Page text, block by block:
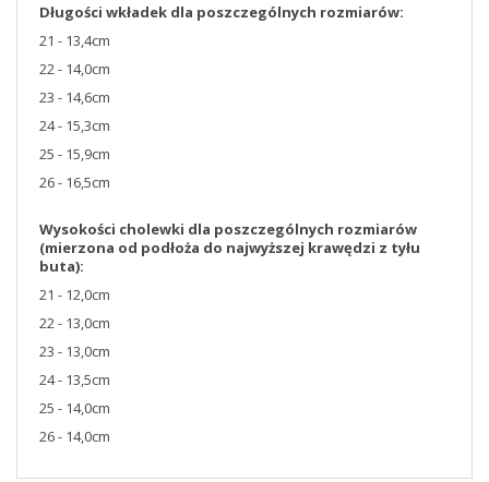
Długości wkładek dla poszczególnych rozmiarów:
21 - 13,4cm
22 - 14,0cm
23 - 14,6cm
24 - 15,3cm
25 - 15,9cm
26 - 16,5cm
Wysokości cholewki dla poszczególnych rozmiarów
(mierzona od podłoża do najwyższej krawędzi z tyłu
buta):
21 - 12,0cm
22 - 13,0cm
23 - 13,0cm
24 - 13,5cm
25 - 14,0cm
26 - 14,0cm